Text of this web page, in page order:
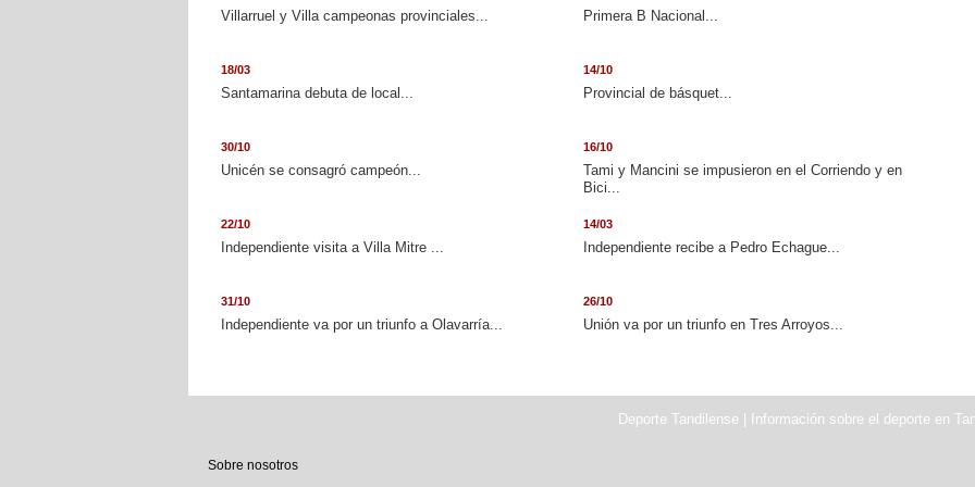
Villarruel y Villa campeonas provinciales... Primera B Nacional...
18/03
Santamarina debuta de local...
14/10
Provincial de básquet...
30/10
Unicén se consagró campeón...
16/10
Tami y Mancini se impusieron en el Corriendo y en
Bici...
22/10
Independiente visita a Villa Mitre ...
14/03
Independiente recibe a Pedro Echague...
31/10
Independiente va por un triunfo a Olavarría...
26/10
Unión va por un triunfo en Tres Arroyos...
Deporte Tandilense | Información sobre el deporte en
Sobre nosotros